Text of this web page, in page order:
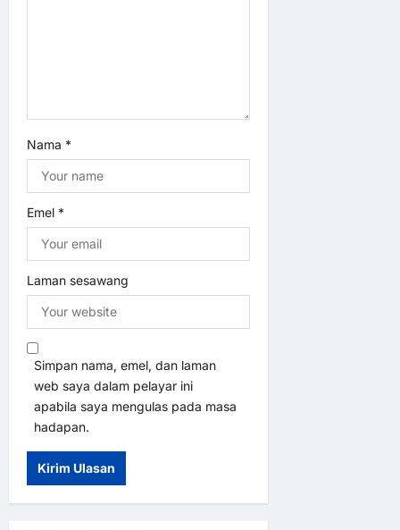
Nama *
Emel *
Laman sesawang
Simpan nama, emel, dan laman
web saya dalam pelayar ini
apabila saya mengulas pada masa
hadapan.